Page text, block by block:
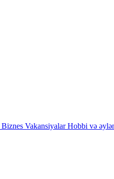
Biznes Vakansiyalar Hobbi və